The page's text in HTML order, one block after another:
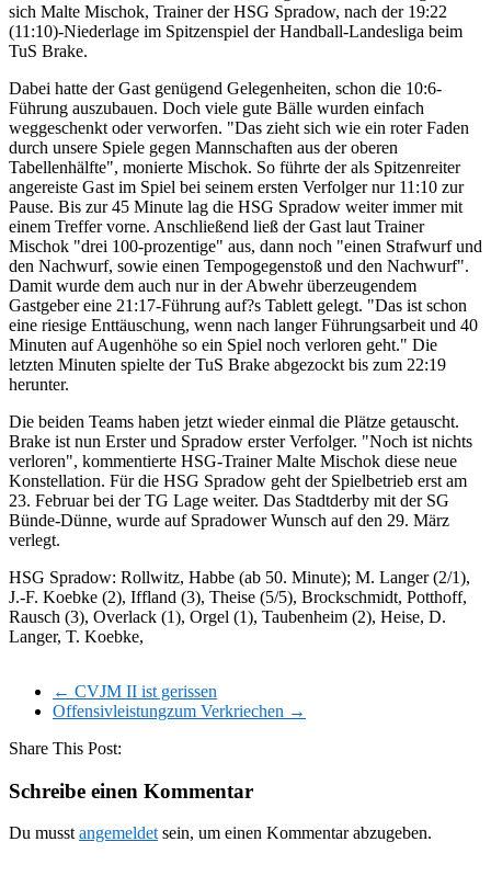
sich Malte Mischok, Trainer der HSG Spradow, nach der 19:22
(11:10)-Niederlage im Spitzenspiel der Handball-Landesliga beim
TuS Brake.
Dabei hatte der Gast genügend Gelegenheiten, schon die 10:6-
Führung auszubauen. Doch viele gute Bälle wurden einfach
weggeschenkt oder verworfen. "Das zieht sich wie ein roter Faden
durch unsere Spiele gegen Mannschaften aus der oberen
Tabellenhälfte", monierte Mischok. So führte der als Spitzenreiter
angereiste Gast im Spiel bei seinem ersten Verfolger nur 11:10 zur
Pause. Bis zur 45 Minute lag die HSG Spradow weiter immer mit
einem Treffer vorne. Anschließend ließ der Gast laut Trainer
Mischok "drei 100-prozentige" aus, dann noch "einen Strafwurf und
den Nachwurf, sowie einen Tempogegenstoß und den Nachwurf".
Damit wurde dem auch nur in der Abwehr überzeugendem
Gastgeber eine 21:17-Führung auf?s Tablett gelegt. "Das ist schon
eine riesige Enttäuschung, wenn nach langer Führungsarbeit und 40
Minuten auf Augenhöhe so ein Spiel noch verloren geht." Die
letzten Minuten spielte der TuS Brake abgezockt bis zum 22:19
herunter.
Die beiden Teams haben jetzt wieder einmal die Plätze getauscht.
Brake ist nun Erster und Spradow erster Verfolger. "Noch ist nichts
verloren", kommentierte HSG-Trainer Malte Mischok diese neue
Konstellation. Für die HSG Spradow geht der Spielbetrieb erst am
23. Februar bei der TG Lage weiter. Das Stadtderby mit der SG
Bünde-Dünne, wurde auf Spradower Wunsch auf den 29. März
verlegt.
HSG Spradow: Rollwitz, Habbe (ab 50. Minute); M. Langer (2/1),
J.-F. Koebke (2), Iffland (3), Theise (5/5), Brockschmidt, Potthoff,
Rausch (3), Overlack (1), Orgel (1), Taubenheim (2), Heise, D.
Langer, T. Koebke,
← CVJM II ist gerissen
Offensivleistungzum Verkriechen →
Share This Post:
Schreibe einen Kommentar
Du musst angemeldet sein, um einen Kommentar abzugeben.